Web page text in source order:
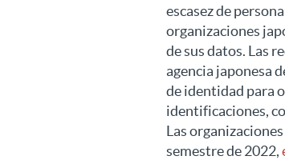
escasez de
organizaciones
de sus datos. Las
agencia japonesa
de identidad para
identificaciones,
Las
semestre de 2022,